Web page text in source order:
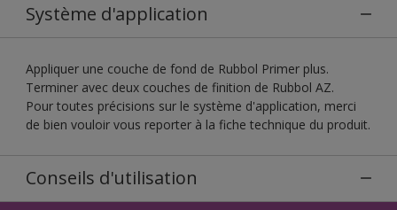
Système d'application
Appliquer une couche de fond de Rubbol Primer plus.
Terminer avec deux couches de finition de Rubbol AZ.
Pour toutes précisions sur le système d'application, merci
de bien vouloir vous reporter à la fiche technique du produit.
Conseils d'utilisation